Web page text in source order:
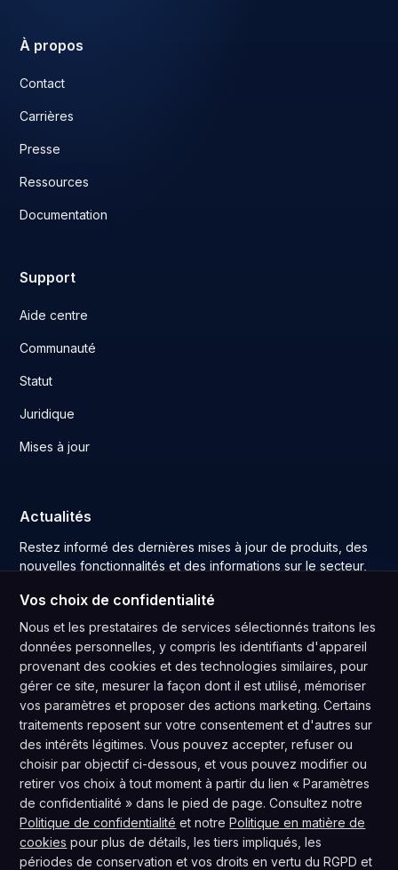
À propos
Contact
Carrières
Presse
Ressources
Documentation
Support
Aide centre
Communauté
Statut
Juridique
Mises à jour
Actualités
Restez informé des dernières mises à jour de produits, des
nouvelles fonctionnalités et des informations sur le secteur,
Abonnez-vous
En vous abonnant, vous acceptez notrePolitique de confidentialité
et consentez à recevoir des mises à jour de notre société.
Conforme au RGPD
Conforme à la CPRA
Politique de confidentialité· Conditions d'utilisation
Ne pas vendre mes informations·
Vos choix de confidentialité
Nous et les prestataires de services sélectionnés traitons les
données personnelles, y compris les identifiants d'appareil
provenant des cookies et des technologies similaires, pour
gérer ce site, mesurer la façon dont il est utilisé, mémoriser
vos paramètres et proposer des actions marketing. Certains
traitements reposent sur votre consentement et d'autres sur
des intérêts légitimes. Vous pouvez accepter, refuser ou
choisir par objectif ci-dessous, et vous pouvez modifier ou
retirer vos choix à tout moment à partir du lien « Paramètres
de confidentialité » dans le pied de page. Consultez notre
Politique de confidentialité et notrePolitique en matière de
cookies pour plus de détails, les tiers impliqués, les
périodes de conservation et vos droits en vertu du RGPD et